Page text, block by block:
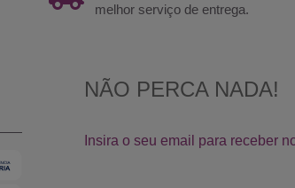
melhor serviço de entrega.